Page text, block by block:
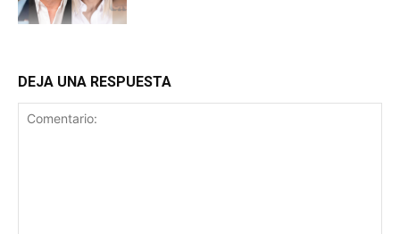
DEJA UNA RESPUESTA